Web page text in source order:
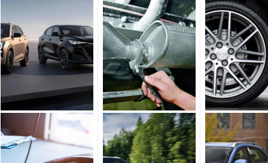
насчитывает несколько
десятилетий
выхлопа.
Для чего нужен
резонатор